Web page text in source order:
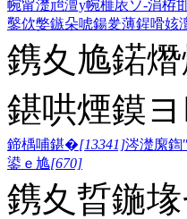
帵甯濋兘澶у帵榧庡ソ-涓栫
鑿佽嫳鏃朵唬鍚夎薄鍟嗗姟
鎸夊尯鍩
鍖哄煙鏌
鍗楀哺鍖�[13341]涔濋緳鍧
鍙ｅ尯[670]
鎸夊晢鍦